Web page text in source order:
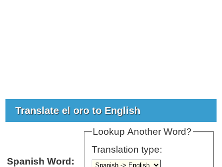
Translate el oro to English
Lookup Another Word?
Translation type:
Spanish Word: